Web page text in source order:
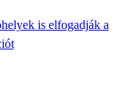
is elfogadják a